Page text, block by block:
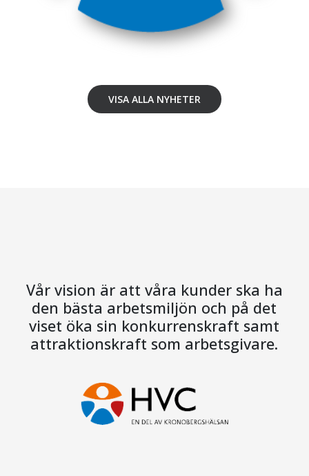
VISA ALLA NYHETER
Vår vision är att våra kunder ska ha
den bästa arbetsmiljön och på det
viset öka sin konkurrenskraft samt
attraktionskraft som arbetsgivare.